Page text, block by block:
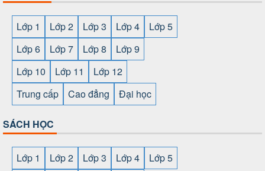
Lớp 1 Lớp 2 Lớp 3 Lớp 4
Lớp 5
Lớp 6
Lớp 7 Lớp 8
Lớp 9
Lớp 10
Lớp 11
Lớp 12
Trung cấp
Cao đẳng Đại học
SÁCH HỌC
Lớp 1 Lớp 2 Lớp 3 Lớp 4
Lớp 5